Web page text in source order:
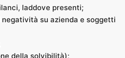
laddove presenti;
su azienda e soggetti
della solvibilità);